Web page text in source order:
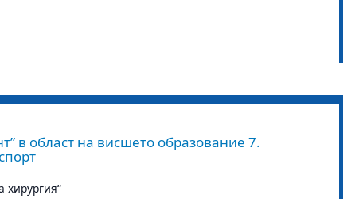
в област на висшето образование 7.